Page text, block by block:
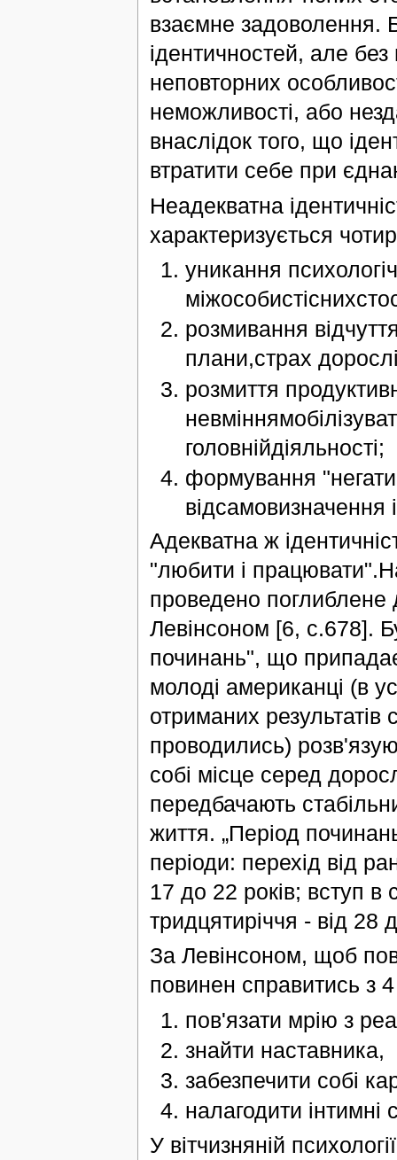
взаємне задоволення.
ідентичностей, але
неповторних
неможливості, або
внаслідок того, що
втратити себе при
Неадекватна
характеризується
уникання
розмивання
плани,страх
розмиття
головнійдіяльності;
формування
відсамовизначення
Адекватна ж
"любити і
проведено поглиблене
Левінсоном [6, с.678].
починань", що
молоді американці (в
отриманих
проводились)
собі місце серед
передбачають
життя. „Період
періоди: перехід від
17 до 22 років; вступ в
тридцятиріччя - від 28
За Левінсоном, щоб
повинен справитись з
пов'язати мрію з
знайти наставника,
забезпечити собі
налагодити інтимні
У вітчизняній